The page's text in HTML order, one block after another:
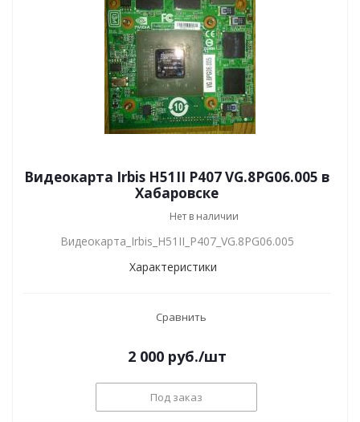
Видеокарта Irbis H51II P407 VG.8PG06.005 в
Хабаровске
Нет в наличии
Видеокарта_Irbis_H51II_P407_VG.8PG06.005
Характеристики
Сравнить
2 000 руб./шт
Под заказ